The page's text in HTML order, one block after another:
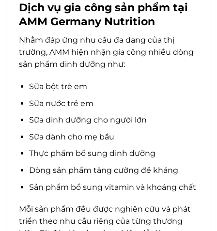
Dịch vụ gia công sản phẩm tại
AMM Germany Nutrition
Nhằm đáp ứng nhu cầu đa dạng của thị
trường, AMM hiện nhận gia công nhiều dòng
sản phẩm dinh dưỡng như:
Sữa bột trẻ em
Sữa nước trẻ em
Sữa dinh dưỡng cho người lớn
Sữa dành cho mẹ bầu
Thực phẩm bổ sung dinh dưỡng
Dòng sản phẩm tăng cường đề kháng
Sản phẩm bổ sung vitamin và khoáng chất
Mỗi sản phẩm đều được nghiên cứu và phát
triển theo nhu cầu riêng của từng thương